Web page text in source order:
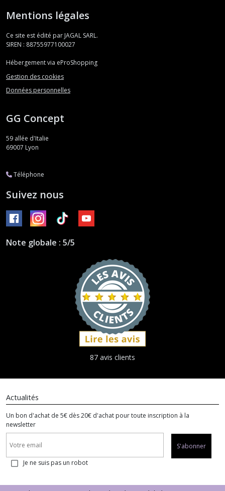
Mentions légales
Ce site est édité par JAGAL SARL.
SIREN : 88755977100027
Hébergement via eProShopping
Gestion des cookies
Données personnelles
GG Concept
59 allée d'Italie
69007 Lyon
Téléphone
Suivez nous
Note globale : 5/5
87 avis clients
Actualités
Un bon d'achat de 5€ dès 20€ d'achat pour toute inscription à la
newsletter
S'abonner
Je ne suis pas un robot